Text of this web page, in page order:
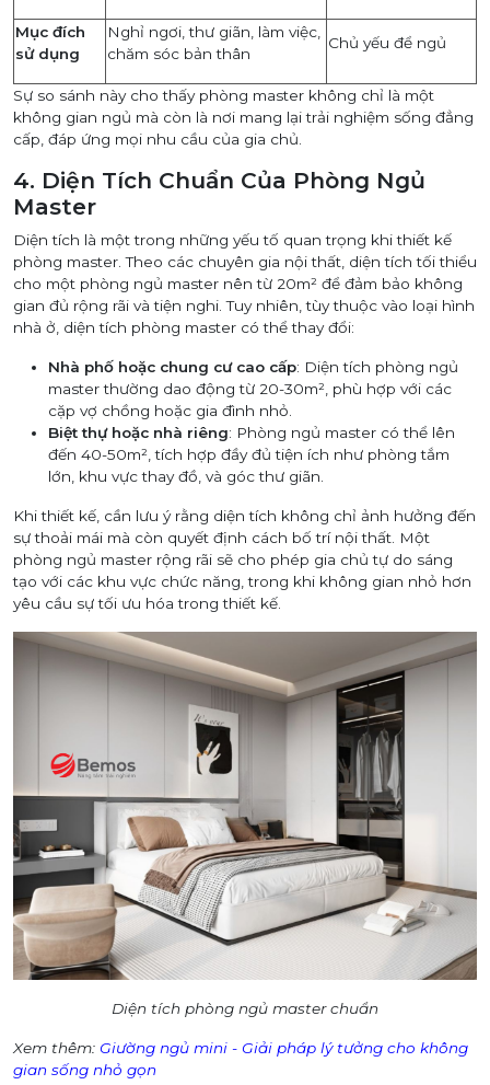
Mục đích
sử dụng
Nghỉ ngơi, thư giãn, làm việc,
chăm sóc bản thân
Chủ yếu để ngủ
Sự so sánh này cho thấy phòng master không chỉ là một
không gian ngủ mà còn là nơi mang lại trải nghiệm sống đẳng
cấp, đáp ứng mọi nhu cầu của gia chủ.
4. Diện Tích Chuẩn Của Phòng Ngủ
Master
Diện tích là một trong những yếu tố quan trọng khi thiết kế
phòng master. Theo các chuyên gia nội thất, diện tích tối thiểu
cho một phòng ngủ master nên từ 20m² để đảm bảo không
gian đủ rộng rãi và tiện nghi. Tuy nhiên, tùy thuộc vào loại hình
nhà ở, diện tích phòng master có thể thay đổi:
Nhà phố hoặc chung cư cao cấp: Diện tích phòng ngủ
master thường dao động từ 20-30m², phù hợp với các
cặp vợ chồng hoặc gia đình nhỏ.
Biệt thự hoặc nhà riêng: Phòng ngủ master có thể lên
đến 40-50m², tích hợp đầy đủ tiện ích như phòng tắm
lớn, khu vực thay đồ, và góc thư giãn.
Khi thiết kế, cần lưu ý rằng diện tích không chỉ ảnh hưởng đến
sự thoải mái mà còn quyết định cách bố trí nội thất. Một
phòng ngủ master rộng rãi sẽ cho phép gia chủ tự do sáng
tạo với các khu vực chức năng, trong khi không gian nhỏ hơn
yêu cầu sự tối ưu hóa trong thiết kế.
Diện tích phòng ngủ master chuẩn
Xem thêm: Giường ngủ mini - Giải pháp lý tưởng cho không
gian sống nhỏ gọn